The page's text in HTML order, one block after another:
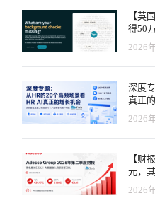
节展现专业判断。 Gain 的两位
品类策略和复杂供应商谈判；
常采购执行。 与传统 SaaS 按席
付费（Pay per Outcome）” 的
速试点并验证价值。 目前，
从头到尾管理采购流程，这一理
案正在帮助我们迈向采购智能化
行官 Michael Gabay 曾创办零售
资将用于加强研发，推出更多
国和欧洲的扩展。 关于
“雇佣”的 AI 员工团队，帮助企
【英
得50
2026
深度
真正
2026
【财
元，
务进
2026